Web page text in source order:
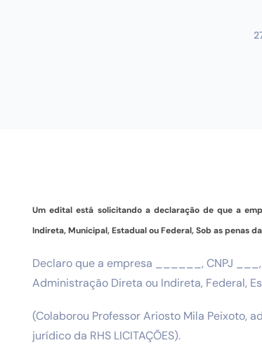
Um edital está solicitando a declaração de que a
Indireta, Municipal, Estadual ou Federal, Sob as penas
Declaro que a empresa ______, CNPJ
Administração Direta ou Indireta, Federal,
(Colaborou Professor Ariosto Mila Peixoto,
jurídico da RHS LICITAÇÕES).